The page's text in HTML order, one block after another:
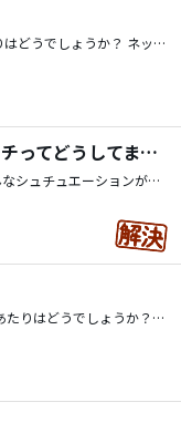
ネームプレート、マーカー、グリーンフォーク辺りはどうでしょうか？ ネットで検索すると、好きな名前や文字が選択出来るので、相手の名前は勿論、贈りたい言葉なども印刷出来るし、物によってはラッピングなども受け付けているようです。 ありきたりな回答ですが、参考までにどうぞ。
サブグリーンのカラーからのアプローチってどうしてます？
自分は基本的には56°のウェッジを使います。 色んなシュチュエーションがありますが ?障害物が無く転がしてもOKなら、ランニングアプローチ ?バンカーやコブが有る、ピン奥が広いなら、ピッチショット ランニングアプローチはヒールを浮かして当てるだけの打ち方で、落とし所だけ意識します。 ピッチショットは手首の緩みとバンスを滑らすイメージを意識しています。 自分もトップが怖いので、ほとんどの場合はランニングアプローチが基本です。 自分は芝の上から練習する機会が少ないので、引き出しが少ない。というのが本音ですが、昔UTやミドルアイアンで転がしをやったら、往復ビンタをくらった経験から、慣れない事はしない様にしています。 20〜30yであれば、あまり振り幅も大きくならないので芝の事はあまり考えないですかね。
スリクソンのZ565、Z585 ブリヂストンのX-CBPあたりはどうでしょうか？ただ、どのモデルもロフト角が立っているので、ウェッジの見直しが必要になるかも知りませんね。 あとは、シャフトの方が結果が変わってくると思うので、シャフトの硬さや重さをしっかり選定するのを忘れずに！